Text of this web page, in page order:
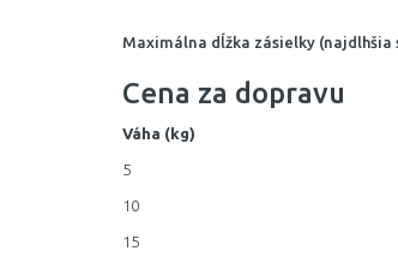
Maximálna dĺžka zásielky (najdlhšia
Cena za dopravu
Váha (kg)
5
10
15